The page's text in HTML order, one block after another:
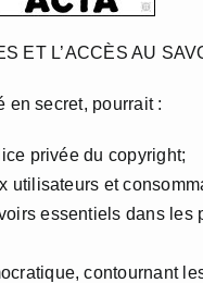
ET L’ACCÈS AU
en secret, pourrait :
privée du copyright;
utilisateurs et
essentiels dans les
contournant